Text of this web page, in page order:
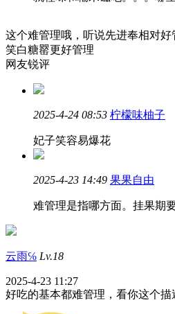
这个难管理哦，听说先进奉相对
笑白糖罂更好管理
网友锐评
2025-4-24 08:53 柠檬味柚子
妃子笑容易爆花
2025-4-23 14:49 果果自由
难管理是指哪方面。挂果期
云雨℅ Lv.18
2025-4-23 11:27
好吃的基本都难管理，看你这个